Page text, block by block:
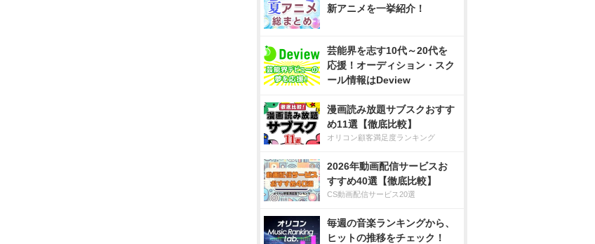
新アニメを一挙紹介！
芸能界を志す10代～20代を
応援！オーディション・スク
ール情報はDeview
漫画読み放題サブスクおすす
め11選【徹底比較】
オリコン顧客満足度ランキング
2026年動画配信サービスお
すすめ40選【徹底比較】
CS動画配信サービス20選
毎週の音楽ランキングから、
ヒットの推移をチェック！